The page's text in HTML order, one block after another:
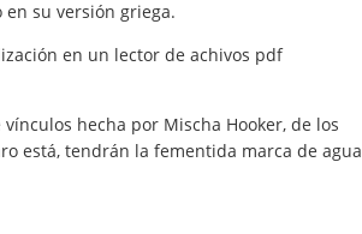
su versión griega.
en un lector de achivos pdf
hecha por Mischa Hooker, de los
está, tendrán la fementida marca de agua